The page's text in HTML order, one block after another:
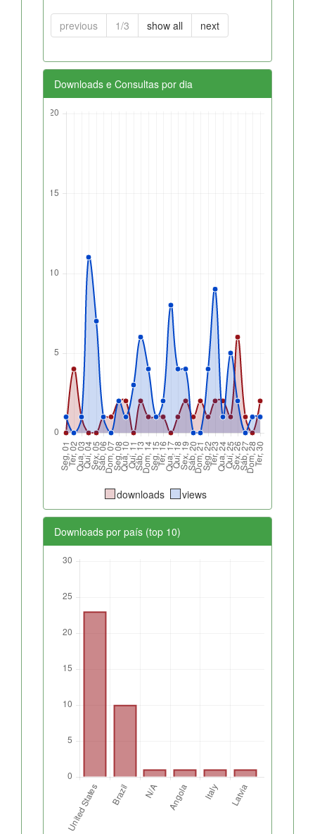
previous 1/3 show all next
Downloads e Consultas por dia
downloads views
Downloads por país (top 10)